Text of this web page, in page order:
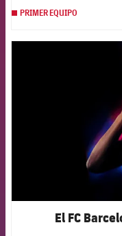
PRIMER EQUIPO
El FC